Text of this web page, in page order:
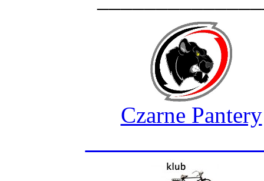
Czarne Pantery